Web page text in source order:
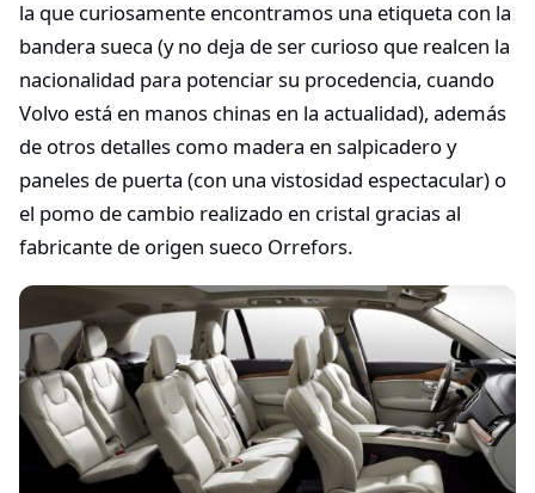
la que curiosamente encontramos una etiqueta con la
bandera sueca (y no deja de ser curioso que realcen la
nacionalidad para potenciar su procedencia, cuando
Volvo está en manos chinas en la actualidad), además
de otros detalles como madera en salpicadero y
paneles de puerta (con una vistosidad espectacular) o
el pomo de cambio realizado en cristal gracias al
fabricante de origen sueco Orrefors.